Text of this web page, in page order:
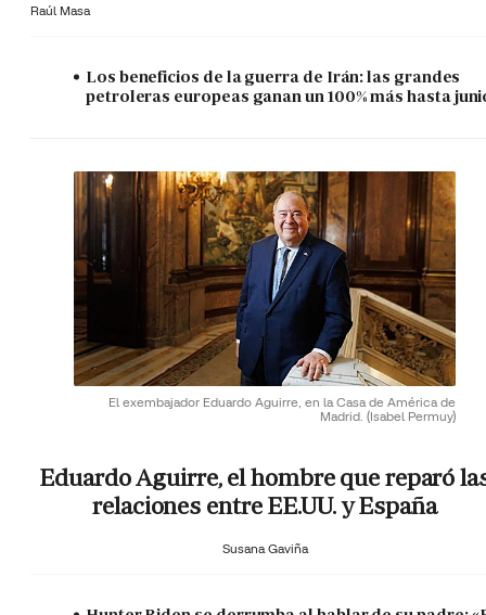
Raúl Masa
Los beneficios de la guerra de Irán: las grandes
petroleras europeas ganan un 100% más hasta
El exembajador Eduardo Aguirre, en la Casa de América de
Madrid. (Isabel Permuy)
Eduardo Aguirre, el hombre que reparó
relaciones entre EE.UU. y España
Susana Gaviña